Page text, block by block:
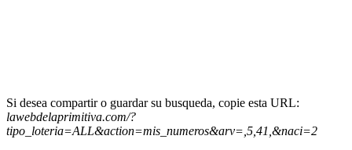
Si desea compartir o guardar su busqueda, copie esta URL:
lawebdelaprimitiva.com/?
tipo_loteria=ALL&action=mis_numeros&arv=,5,41,&naci=2